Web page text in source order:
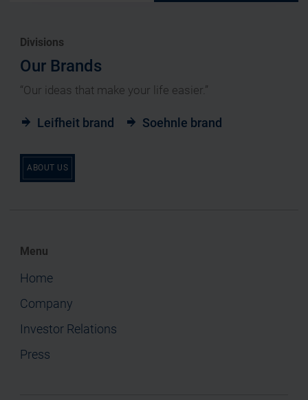
Divisions
Our Brands
“Our ideas that make your life easier.”
Leifheit brand Soehnle brand
ABOUT US
Menu
Home
Company
Investor Relations
Press